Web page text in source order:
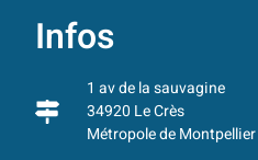
Infos
1 av de la sauvagine
34920 Le Crès
Métropole de Montpellier